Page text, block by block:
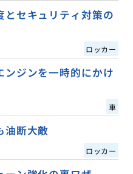
とセキュリティ対策の
ロッカー
ンジンを一時的にかけ
車
油断大敵
ロッカー